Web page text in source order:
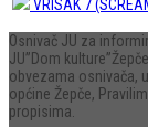
VRISAK 7
Osnivač JU za
JU”Dom
obvezama osnivača,
općine Žepče,
propisima.